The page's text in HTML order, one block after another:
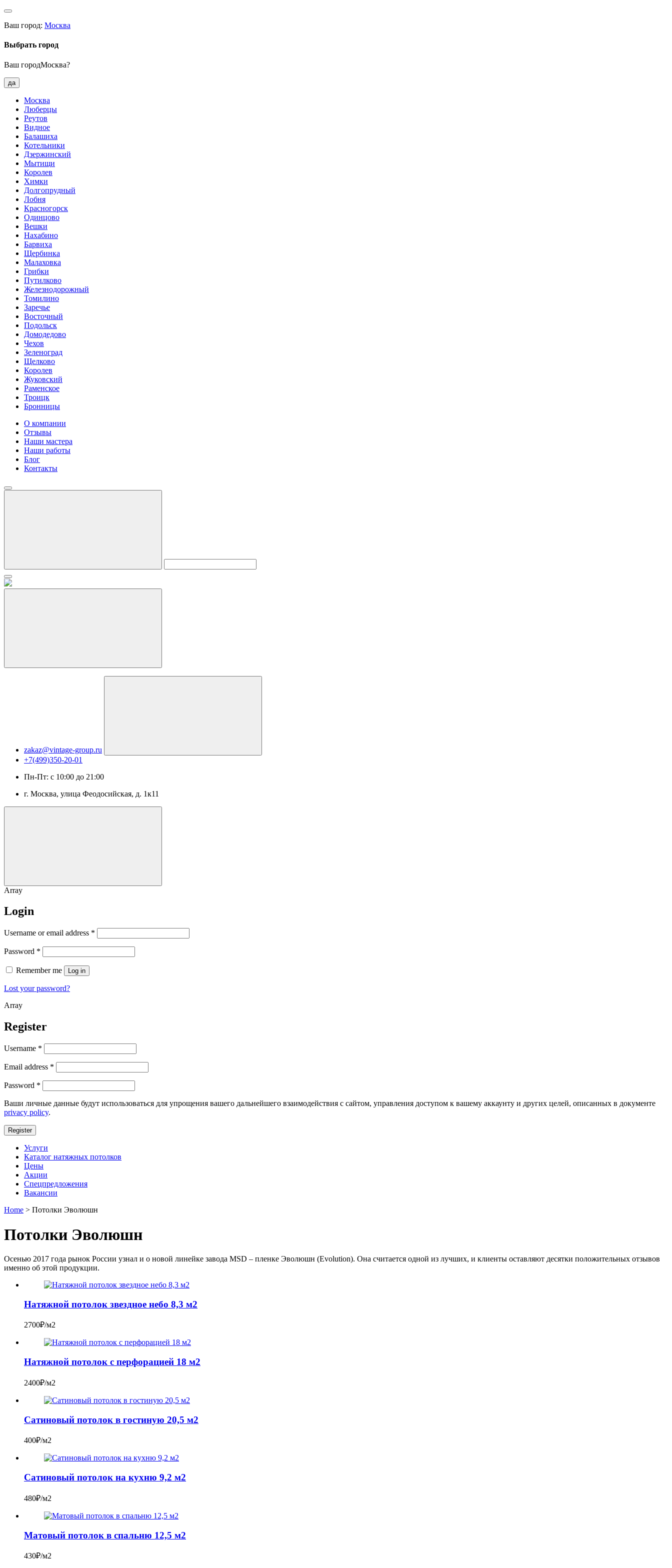
Ваш город: Москва
Выбрать город
Ваш городМосква?
да
Москва
Люберцы
Реутов
Видное
Балашиха
Котельники
Дзержинский
Мытищи
Королев
Химки
Долгопрудный
Лобня
Красногорск
Одинцово
Вешки
Нахабино
Барвиха
Щербинка
Малаховка
Грибки
Путилково
Железнодорожный
Томилино
Заречье
Восточный
Подольск
Домодедово
Чехов
Зеленоград
Щелково
Королев
Жуковский
Раменское
Троицк
Бронницы
О компании
Отзывы
Наши мастера
Наши работы
Блог
Контакты
zakaz@vintage-group.ru
+7(499)350-20-01
Пн-Пт: с 10:00 до 21:00
г. Москва, ​улица Феодосийская, д. 1к11
Array
Login
Username or email address *
Password *
Remember me Log in
Lost your password?
Array
Register
Username *
Email address *
Password *
Ваши личные данные будут использоваться для упрощения вашего дальнейшего взаимодействия с сайтом, управления доступом к вашему аккаунту и других целей, описанных в документе
privacy policy.
Register
Услуги
Каталог натяжных потолков
Цены
Акции
Спецпредложения
Вакансии
Home > Потолки Эволюшн
Потолки Эволюшн
Осенью 2017 года рынок России узнал и о новой линейке завода MSD – пленке Эволюшн (Evolution). Она считается одной из лучших, и клиенты оставляют десятки положительных отзывов
именно об этой продукции.
Натяжной потолок звездное небо 8,3 м2
2700₽/м2
Натяжной потолок с перфорацией 18 м2
2400₽/м2
Сатиновый потолок в гостиную 20,5 м2
400₽/м2
Сатиновый потолок на кухню 9,2 м2
480₽/м2
Матовый потолок в спальню 12,5 м2
430₽/м2